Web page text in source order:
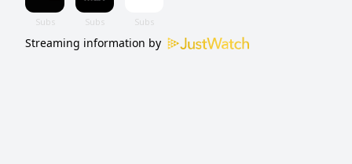
Streaming information by